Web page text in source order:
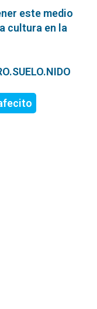
este medio
cultura en la